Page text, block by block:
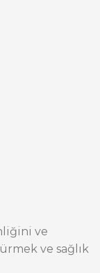
ve
ve sağlık